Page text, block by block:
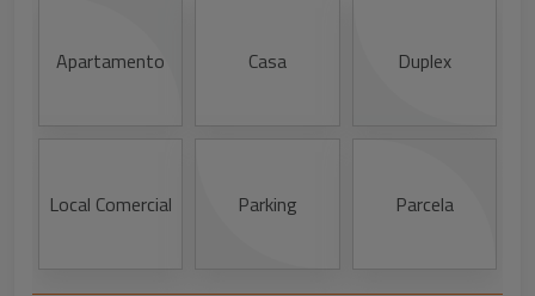
Apartamento Casa Duplex
Local Comercial Parking Parcela